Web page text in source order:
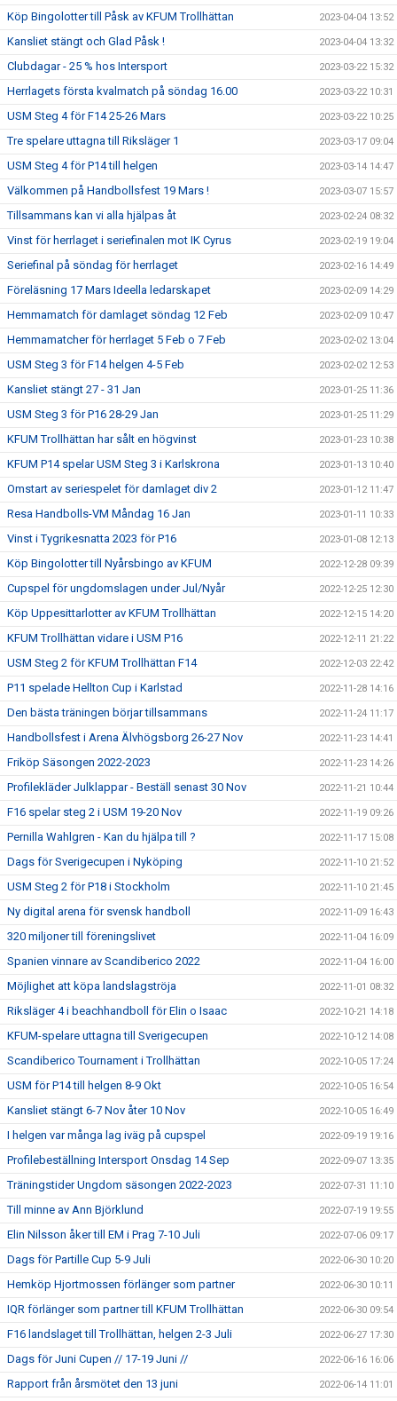
Köp Bingolotter till Påsk av KFUM Trollhättan 2023-04-04 13:52
Kansliet stängt och Glad Påsk ! 2023-04-04 13:32
Clubdagar - 25 % hos Intersport 2023-03-22 15:32
Herrlagets första kvalmatch på söndag 16.00 2023-03-22 10:31
USM Steg 4 för F14 25-26 Mars 2023-03-22 10:25
Tre spelare uttagna till Riksläger 1 2023-03-17 09:04
USM Steg 4 för P14 till helgen 2023-03-14 14:47
Välkommen på Handbollsfest 19 Mars ! 2023-03-07 15:57
Tillsammans kan vi alla hjälpas åt 2023-02-24 08:32
Vinst för herrlaget i seriefinalen mot IK Cyrus 2023-02-19 19:04
Seriefinal på söndag för herrlaget 2023-02-16 14:49
Föreläsning 17 Mars Ideella ledarskapet 2023-02-09 14:29
Hemmamatch för damlaget söndag 12 Feb 2023-02-09 10:47
Hemmamatcher för herrlaget 5 Feb o 7 Feb 2023-02-02 13:04
USM Steg 3 för F14 helgen 4-5 Feb 2023-02-02 12:53
Kansliet stängt 27 - 31 Jan 2023-01-25 11:36
USM Steg 3 för P16 28-29 Jan 2023-01-25 11:29
KFUM Trollhättan har sålt en högvinst 2023-01-23 10:38
KFUM P14 spelar USM Steg 3 i Karlskrona 2023-01-13 10:40
Omstart av seriespelet för damlaget div 2 2023-01-12 11:47
Resa Handbolls-VM Måndag 16 Jan 2023-01-11 10:33
Vinst i Tygrikesnatta 2023 för P16 2023-01-08 12:13
Köp Bingolotter till Nyårsbingo av KFUM 2022-12-28 09:39
Cupspel för ungdomslagen under Jul/Nyår 2022-12-25 12:30
Köp Uppesittarlotter av KFUM Trollhättan 2022-12-15 14:20
KFUM Trollhättan vidare i USM P16 2022-12-11 21:22
USM Steg 2 för KFUM Trollhättan F14 2022-12-03 22:42
P11 spelade Hellton Cup i Karlstad 2022-11-28 14:16
Den bästa träningen börjar tillsammans 2022-11-24 11:17
Handbollsfest i Arena Älvhögsborg 26-27 Nov 2022-11-23 14:41
Friköp Säsongen 2022-2023 2022-11-23 14:26
Profilekläder Julklappar - Beställ senast 30 Nov 2022-11-21 10:44
F16 spelar steg 2 i USM 19-20 Nov 2022-11-19 09:26
Pernilla Wahlgren - Kan du hjälpa till ? 2022-11-17 15:08
Dags för Sverigecupen i Nyköping 2022-11-10 21:52
USM Steg 2 för P18 i Stockholm 2022-11-10 21:45
Ny digital arena för svensk handboll 2022-11-09 16:43
320 miljoner till föreningslivet 2022-11-04 16:09
Spanien vinnare av Scandiberico 2022 2022-11-04 16:00
Möjlighet att köpa landslagströja 2022-11-01 08:32
Riksläger 4 i beachhandboll för Elin o Isaac 2022-10-21 14:18
KFUM-spelare uttagna till Sverigecupen 2022-10-12 14:08
Scandiberico Tournament i Trollhättan 2022-10-05 17:24
USM för P14 till helgen 8-9 Okt 2022-10-05 16:54
Kansliet stängt 6-7 Nov åter 10 Nov 2022-10-05 16:49
I helgen var många lag iväg på cupspel 2022-09-19 19:16
Profilebeställning Intersport Onsdag 14 Sep 2022-09-07 13:35
Träningstider Ungdom säsongen 2022-2023 2022-07-31 11:10
Till minne av Ann Björklund 2022-07-19 19:55
Elin Nilsson åker till EM i Prag 7-10 Juli 2022-07-06 09:17
Dags för Partille Cup 5-9 Juli 2022-06-30 10:20
Hemköp Hjortmossen förlänger som partner 2022-06-30 10:11
IQR förlänger som partner till KFUM Trollhättan 2022-06-30 09:54
F16 landslaget till Trollhättan, helgen 2-3 Juli 2022-06-27 17:30
Dags för Juni Cupen // 17-19 Juni // 2022-06-16 16:06
Rapport från årsmötet den 13 juni 2022-06-14 11:01